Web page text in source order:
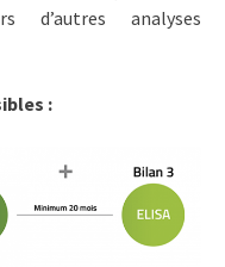
analyses
: